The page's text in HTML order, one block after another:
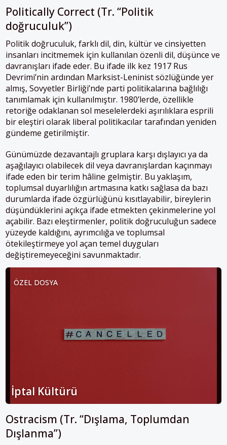
Politically Correct (Tr. “Politik
doğruculuk”)
Politik doğruculuk, farklı dil, din, kültür ve cinsiyetten
insanları incitmemek için kullanılan özenli dil, düşünce ve
davranışları ifade eder. Bu ifade ilk kez 1917 Rus
Devrimi’nin ardından Marksist-Leninist sözlüğünde yer
almış, Sovyetler Birliği’nde parti politikalarına bağlılığı
tanımlamak için kullanılmıştır. 1980’lerde, özellikle
retoriğe odaklanan sol meselelerdeki aşırılıklara esprili
bir eleştiri olarak liberal politikacılar tarafından yeniden
gündeme getirilmiştir.
Günümüzde dezavantajlı gruplara karşı dışlayıcı ya da
aşağılayıcı olabilecek dil veya davranışlardan kaçınmayı
ifade eden bir terim hâline gelmiştir. Bu yaklaşım,
toplumsal duyarlılığın artmasına katkı sağlasa da bazı
durumlarda ifade özgürlüğünü kısıtlayabilir, bireylerin
düşündüklerini açıkça ifade etmekten çekinmelerine yol
açabilir. Bazı eleştirmenler, politik doğruculuğun sadece
yüzeyde kaldığını, ayrımcılığa ve toplumsal
ötekileştirmeye yol açan temel duyguları
değiştiremeyeceğini savunmaktadır.
ÖZEL DOSYA
İptal Kültürü
Ostracism (Tr. “Dışlama, Toplumdan
Dışlanma”)